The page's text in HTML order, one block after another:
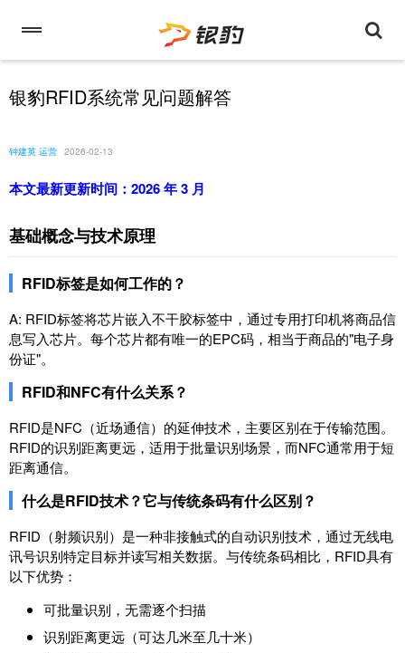
银豹RFID系统常见问题解答
钟建英 运营 2026-02-13
本文最新更新时间：2026 年 3 月
基础概念与技术原理
RFID标签是如何工作的？
A: RFID标签将芯片嵌入不干胶标签中，通过专用打印机将商品信
息写入芯片。每个芯片都有唯一的EPC码，相当于商品的"电子身
份证"。
RFID和NFC有什么关系？
RFID是NFC（近场通信）的延伸技术，主要区别在于传输范围。
RFID的识别距离更远，适用于批量识别场景，而NFC通常用于短
距离通信。
什么是RFID技术？它与传统条码有什么区别？
RFID（射频识别）是一种非接触式的自动识别技术，通过无线电
讯号识别特定目标并读写相关数据。与传统条码相比，RFID具有
以下优势：
可批量识别，无需逐个扫描
识别距离更远（可达几米至几十米）